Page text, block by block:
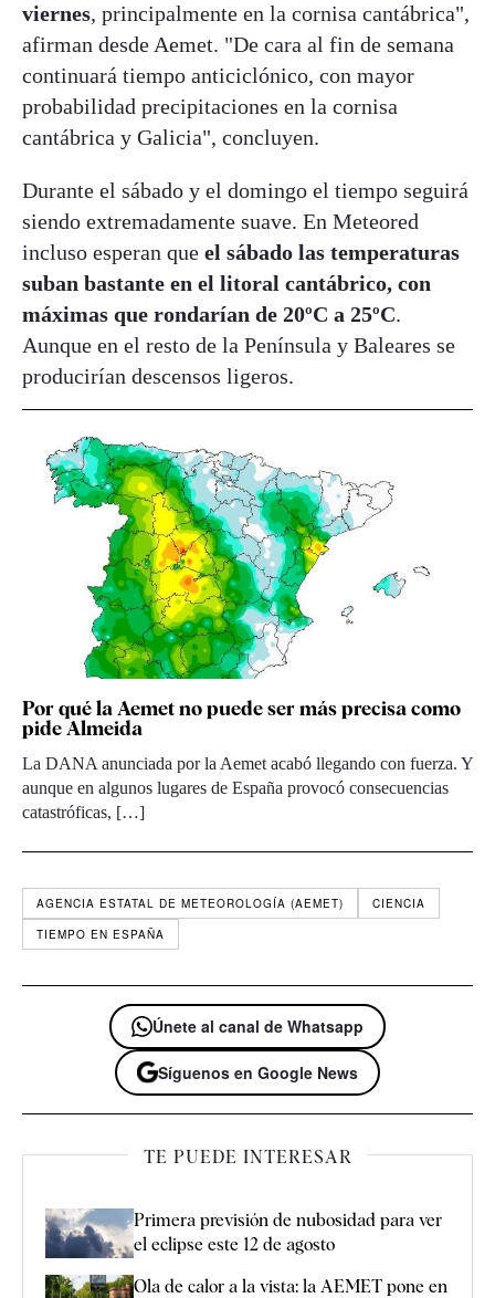
viernes, principalmente en la cornisa cantábrica",
afirman desde Aemet. "De cara al fin de semana
continuará tiempo anticiclónico, con mayor
probabilidad precipitaciones en la cornisa
cantábrica y Galicia", concluyen.
Durante el sábado y el domingo el tiempo seguirá
siendo extremadamente suave. En Meteored
incluso esperan que el sábado las temperaturas
suban bastante en el litoral cantábrico, con
máximas que rondarían de 20ºC a 25ºC.
Aunque en el resto de la Península y Baleares se
producirían descensos ligeros.
Por qué la Aemet no puede ser más precisa como
pide Almeida
La DANA anunciada por la Aemet acabó llegando con fuerza. Y
aunque en algunos lugares de España provocó consecuencias
catastróficas, […]
AGENCIA ESTATAL DE METEOROLOGÍA (AEMET)
CIENCIA
TIEMPO EN ESPAÑA
Únete al canal de Whatsapp
Síguenos en Google News
TE PUEDE INTERESAR
Primera previsión de nubosidad para ver
el eclipse este 12 de agosto
Ola de calor a la vista: la AEMET pone en